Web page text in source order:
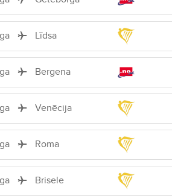
Līdsa
Bergena
Venēcija
Roma
Brisele